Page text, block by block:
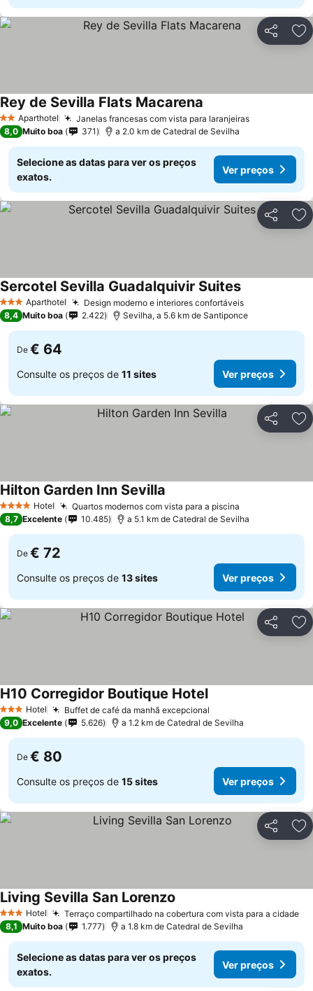
Partilhar
2 EstrelasAparthotel Janelas francesas com vista para laranjeiras
Rey de Sevilla Flats Macarena
8,0 Muito boa 371 a 2.0 km de Catedral de Sevilha
Selecione as datas para ver os preços
exatos.
Ver preços
Partilhar
3 EstrelasAparthotel Design moderno e interiores confortáveis
Sercotel Sevilla Guadalquivir Suites
8,4 Muito boa 2.422 Sevilha, a 5.6 km de Santiponce
De € 64
Consulte os preços de 11 sites Ver preços
Partilhar
4 EstrelasHotel Quartos modernos com vista para a piscina
Hilton Garden Inn Sevilla
8,7 Excelente 10.485 a 5.1 km de Catedral de Sevilha
De € 72
Consulte os preços de 13 sites Ver preços
Partilhar
3 EstrelasHotel Buffet de café da manhã excepcional
H10 Corregidor Boutique Hotel
9,0 Excelente 5.626 a 1.2 km de Catedral de Sevilha
De € 80
Consulte os preços de 15 sites Ver preços
Partilhar
3 EstrelasHotel Terraço compartilhado na cobertura com vista para a cidade
Living Sevilla San Lorenzo
8,1 Muito boa 1.777 a 1.8 km de Catedral de Sevilha
Selecione as datas para ver os preços
exatos.
Ver preços